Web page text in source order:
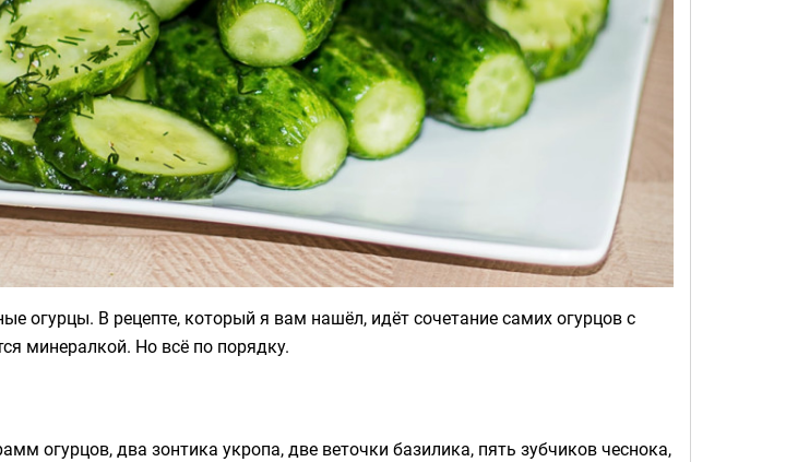
огурцы. В рецепте, который я вам нашёл, идёт сочетание самих огурцов с
минералкой. Но всё по порядку.
огурцов, два зонтика укропа, две веточки базилика, пять зубчиков чеснока,